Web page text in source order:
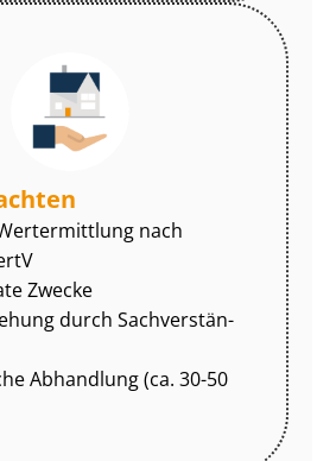
nach
Zwecke
durch Sach­ver­stän­
Abhandlung (ca. 30-50